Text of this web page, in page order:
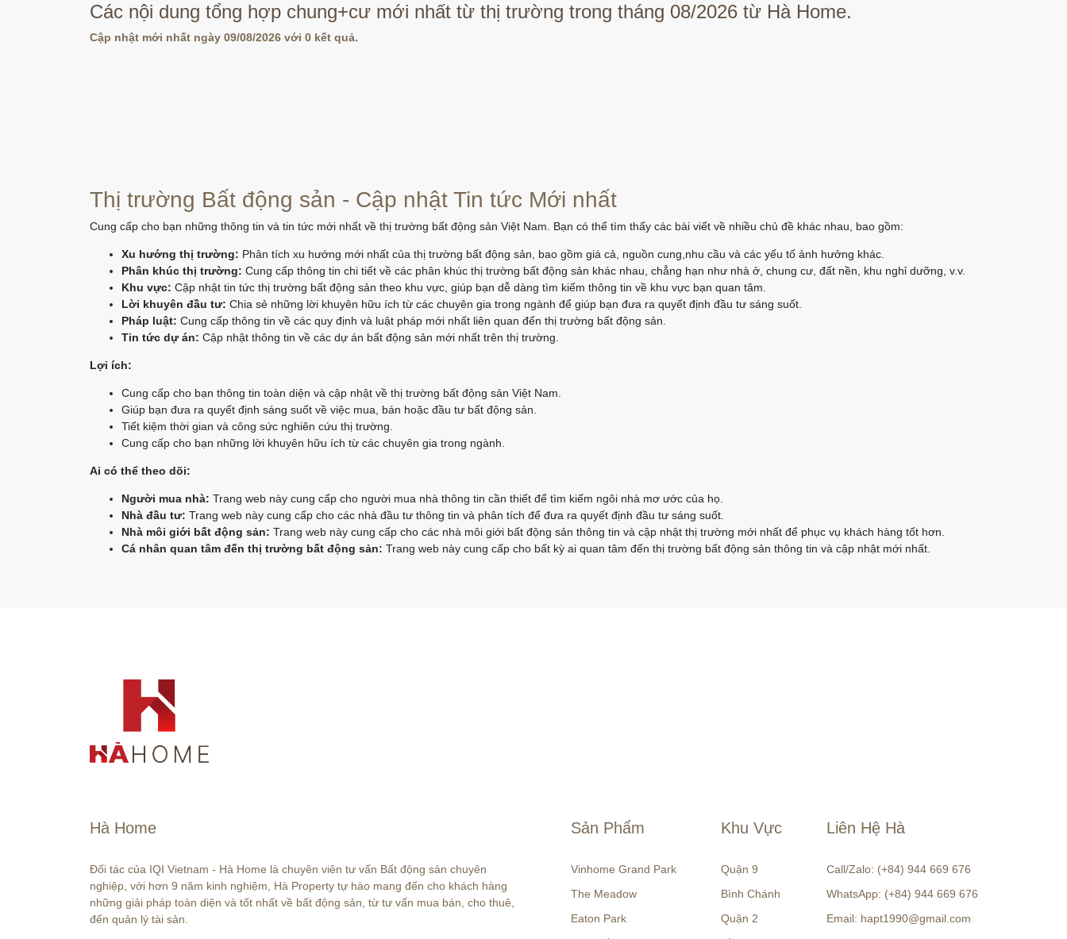
Các nội dung tổng hợp chung+cư mới nhất từ thị trường trong tháng 08/2026 từ Hà Home.
Cập nhật mới nhất ngày 09/08/2026 với 0 kết quả.
Thị trường Bất động sản - Cập nhật Tin tức Mới nhất
Cung cấp cho bạn những thông tin và tin tức mới nhất về thị trường bất động sản Việt Nam. Bạn có thể tìm thấy các bài viết về nhiều chủ đề khác nhau, bao gồm:
Xu hướng thị trường: Phân tích xu hướng mới nhất của thị trường bất động sản, bao gồm giá cả, nguồn cung,nhu cầu và các yếu tố ảnh hưởng khác.
Phân khúc thị trường: Cung cấp thông tin chi tiết về các phân khúc thị trường bất động sản khác nhau, chẳng hạn như nhà ở, chung cư, đất nền, khu nghỉ dưỡng, v.v.
Khu vực: Cập nhật tin tức thị trường bất động sản theo khu vực, giúp bạn dễ dàng tìm kiếm thông tin về khu vực bạn quan tâm.
Lời khuyên đầu tư: Chia sẻ những lời khuyên hữu ích từ các chuyên gia trong ngành để giúp bạn đưa ra quyết định đầu tư sáng suốt.
Pháp luật: Cung cấp thông tin về các quy định và luật pháp mới nhất liên quan đến thị trường bất động sản.
Tin tức dự án: Cập nhật thông tin về các dự án bất động sản mới nhất trên thị trường.
Lợi ích:
Cung cấp cho bạn thông tin toàn diện và cập nhật về thị trường bất động sản Việt Nam.
Giúp bạn đưa ra quyết định sáng suốt về việc mua, bán hoặc đầu tư bất động sản.
Tiết kiệm thời gian và công sức nghiên cứu thị trường.
Cung cấp cho bạn những lời khuyên hữu ích từ các chuyên gia trong ngành.
Ai có thể theo dõi:
Người mua nhà: Trang web này cung cấp cho người mua nhà thông tin cần thiết để tìm kiếm ngôi nhà mơ ước của họ.
Nhà đầu tư: Trang web này cung cấp cho các nhà đầu tư thông tin và phân tích để đưa ra quyết định đầu tư sáng suốt.
Nhà môi giới bất động sản: Trang web này cung cấp cho các nhà môi giới bất động sản thông tin và cập nhật thị trường mới nhất để phục vụ khách hàng tốt hơn.
Cá nhân quan tâm đến thị trường bất động sản: Trang web này cung cấp cho bất kỳ ai quan tâm đến thị trường bất động sản thông tin và cập nhật mới nhất.
Hà Home
Đối tác của IQI Vietnam - Hà Home là chuyên viên tư vấn Bất động sản chuyên
nghiệp, với hơn 9 năm kinh nghiệm, Hà Property tự hào mang đến cho khách hàng
những giải pháp toàn diện và tốt nhất về bất động sản, từ tư vấn mua bán, cho thuê,
đến quản lý tài sản.
Sản Phẩm
Vinhome Grand Park
The Meadow
Eaton Park
Khu Vực
Quận 9
Bình Chánh
Quận 2
Liên Hệ Hà
Call/Zalo: (+84) 944 669 676
WhatsApp: (+84) 944 669 676
Email: hapt1990@gmail.com